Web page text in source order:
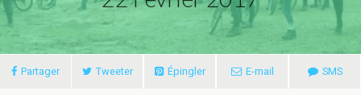
Partager Tweeter Épingler E-mail SMS